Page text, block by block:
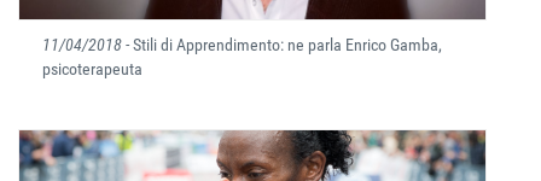
11/04/2018- Stili di Apprendimento: ne parla Enrico Gamba,
psicoterapeuta